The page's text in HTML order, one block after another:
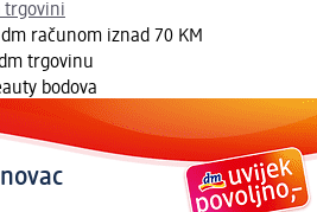
trgovini
računom iznad 70 KM
trgovinu
bodova